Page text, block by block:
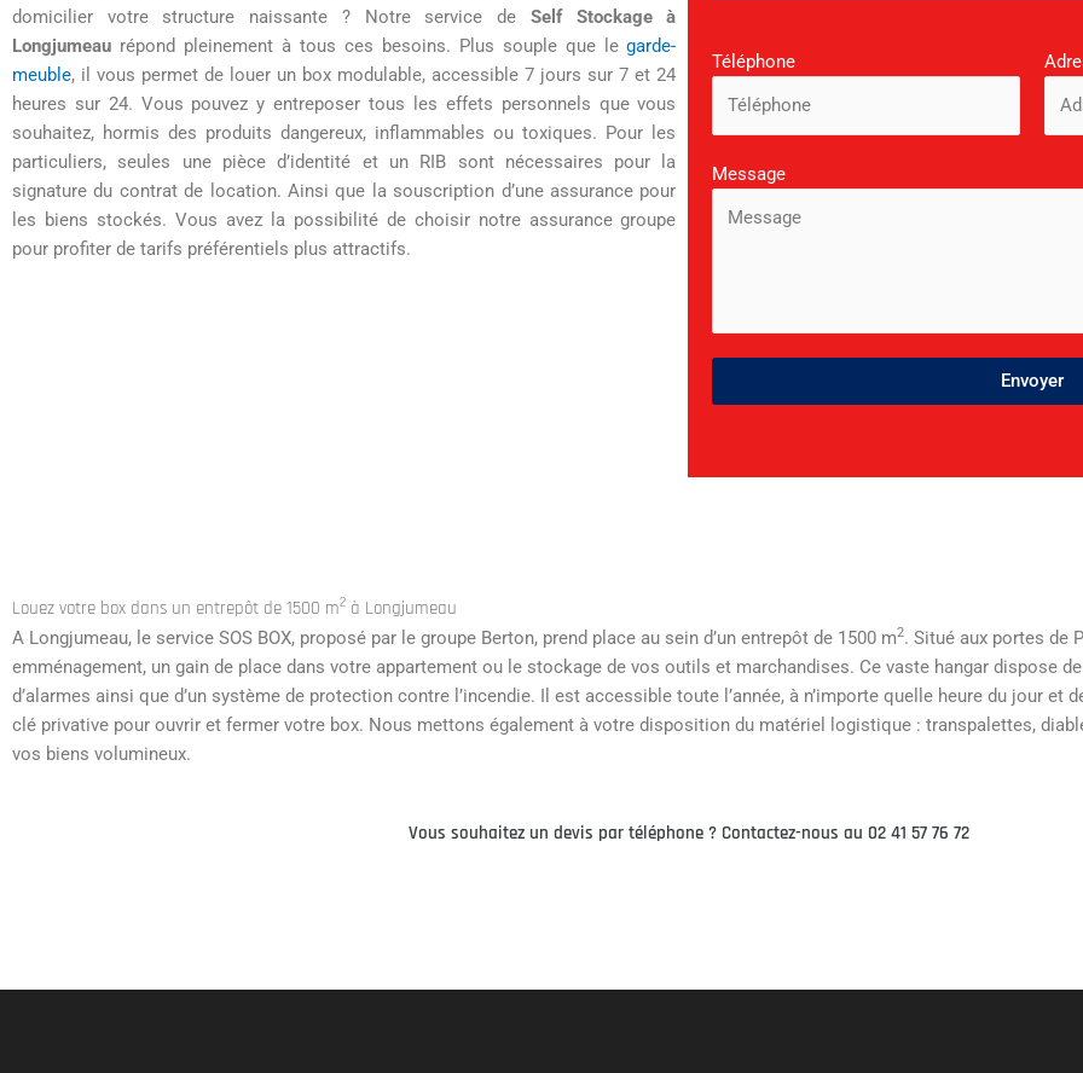
domicilier votre structure naissante ? Notre service de Self Stockage à
Longjumeau répond pleinement à tous ces besoins. Plus souple que legarde-
meuble, il vous permet de louer un box modulable, accessible 7 jours sur 7 et 24
heures sur 24. Vous pouvez y entreposer tous les effets personnels que vous
souhaitez, hormis des produits dangereux, inflammables ou toxiques. Pour les
particuliers, seules une pièce d’identité et un RIB sont nécessaires pour la
signature du contrat de location. Ainsi que la souscription d’une assurance pour
les biens stockés. Vous avez la possibilité de choisir notre assurance groupe
pour profiter de tarifs préférentiels plus attractifs.
Téléphone
Message
Envoyer
Louez votre box dans un entrepôt de 1500 m2 à Longjumeau
A Longjumeau, le service SOS BOX, proposé par le groupe Berton, prend place au sein d’un entrepôt de 1500 m2. Situé aux portes de
emménagement, un gain de place dans votre appartement ou le stockage de vos outils et marchandises. Ce vaste hangar dispose
d’alarmes ainsi que d’un système de protection contre l’incendie. Il est accessible toute l’année, à n’importe quelle heure du jour et
clé privative pour ouvrir et fermer votre box. Nous mettons également à votre disposition du matériel logistique : transpalettes,
vos biens volumineux.
Vous souhaitez un devis par téléphone ? Contactez-nous au 02 41 57 76 72